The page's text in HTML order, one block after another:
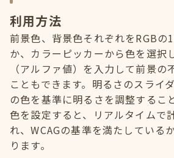
利用方法
前景色、背景色それぞれをRGBの
か、カラーピッカーから色を選択
（アルファ値）を入力して前景の
こともできます。明るさのスライ
の色を基準に明るさを調整するこ
色を設定すると、リアルタイムで
れ、WCAGの基準を満たしている
ります。